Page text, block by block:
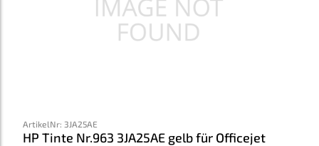
HP Tinte Nr.963 3JA25AE gelb für Officejet
ArtikelNr: 3JA25AE